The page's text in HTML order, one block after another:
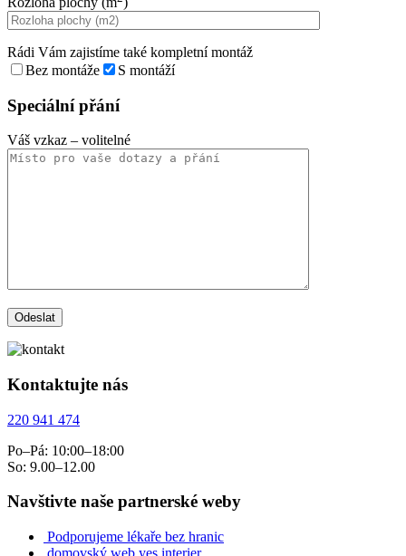
Rádi Vám zajistíme také kompletní montáž
Bez montáže
S montáží
Speciální přání
Váš vzkaz – volitelné
Kontaktujte nás
220 941 474
Po–Pá: 10:00–18:00
So: 9.00–12.00
Navštivte naše partnerské weby
Podporujeme lékaře bez hranic